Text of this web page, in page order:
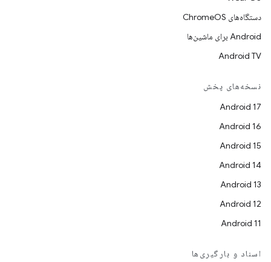
دستگاه‌های ChromeOS
Android برای ماشین‌ها
Android TV
نسخه‌های پخش
Android 17
Android 16
Android 15
Android 14
Android 13
Android 12
Android 11
اسناد و بارگیری‌ها